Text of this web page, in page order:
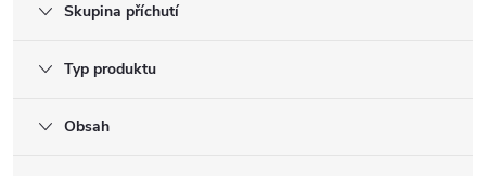
Skupina příchutí
Typ produktu
Obsah